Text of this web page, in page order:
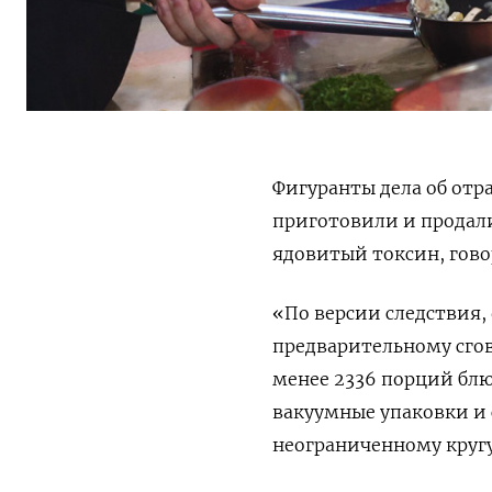
Фигуранты дела об
приготовили и
ядовитый токсин,
«По версии
предварительному
менее 2336 порций
вакуумные упаковки
неограниченному